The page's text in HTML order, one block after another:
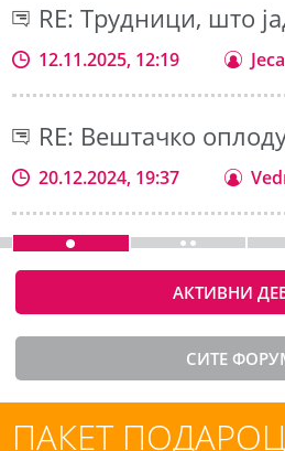
RE: Трудници, што
12.11.2025, 12:19 Jeca
RE: Вештачко
20.12.2024, 19:37
АКТИВНИ
СИТЕ
ПАКЕТ